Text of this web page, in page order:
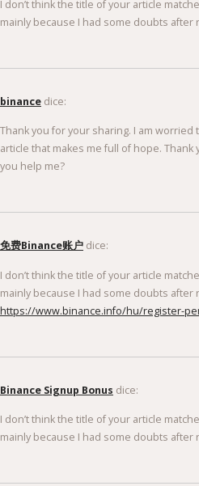
I don’t think the title of your article
mainly because I had some doubts after
binance dice:
Thank you for your sharing. I am worried
article that makes me full of hope. Thank
you help me?
免费Binance账户 dice:
I don’t think the title of your article
mainly because I had some doubts after
https://www.binance.info/hu/register-
Binance Signup Bonus dice:
I don’t think the title of your article
mainly because I had some doubts after